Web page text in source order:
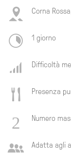
Corna
1 giorno
Difficoltà
Presenza
Numero
Adatta agli